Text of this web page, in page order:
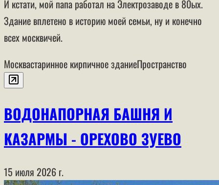
И кстати, мой папа работал на Электрозаводе в 80ых.
Здание вплетено в историю моей семьи, ну и конечно
всех москвичей.
Москвастаринное кирпичное зданиеПространство
ВОДОНАПОРНАЯ БАШНЯ И
КАЗАРМЫ - ОРЕХОВО ЗУЕВО
15 июля 2026 г.